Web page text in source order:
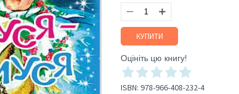
КУПИТИ
Оцініть цю книгу!
ISBN: 978-966-408-232-4